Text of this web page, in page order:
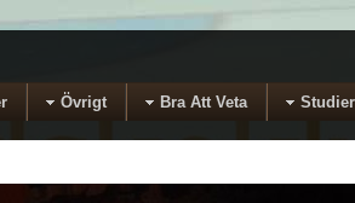
Övrigt Bra Att Veta Studier